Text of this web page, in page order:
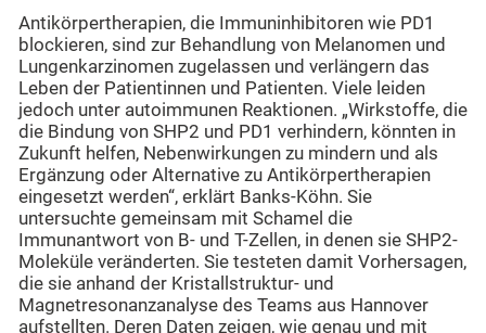
Antikörpertherapien, die Immuninhibitoren wie PD1
blockieren, sind zur Behandlung von Melanomen und
Lungenkarzinomen zugelassen und verlängern das
Leben der Patientinnen und Patienten. Viele leiden
jedoch unter autoimmunen Reaktionen. „Wirkstoffe, die
die Bindung von SHP2 und PD1 verhindern, könnten in
Zukunft helfen, Nebenwirkungen zu mindern und als
Ergänzung oder Alternative zu Antikörpertherapien
eingesetzt werden“, erklärt Banks-Köhn. Sie
untersuchte gemeinsam mit Schamel die
Immunantwort von B- und T-Zellen, in denen sie SHP2-
Moleküle veränderten. Sie testeten damit Vorhersagen,
die sie anhand der Kristallstruktur- und
Magnetresonanzanalyse des Teams aus Hannover
aufstellten. Deren Daten zeigen, wie genau und mit